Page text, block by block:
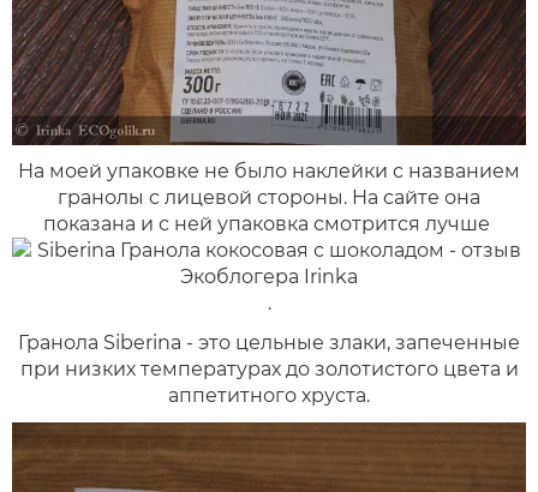
На моей упаковке не было наклейки с названием
гранолы с лицевой стороны. На сайте она
показана и с ней упаковка смотрится лучше
.
Гранола Siberina - это цельные злаки, запеченные
при низких температурах до золотистого цвета и
аппетитного хруста.